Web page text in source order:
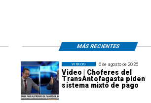
6 de agosto de 2026
Video | Choferes del
TransAntofagasta piden
sistema mixto de pago
VIDEOS
MÁS RECIENTES